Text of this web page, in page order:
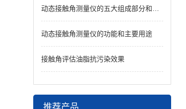
动态接触角测量仪的五大组成部分和主要特点介绍
动态接触角测量仪的功能和主要用途
接触角评估油脂抗污染效果
推荐产品